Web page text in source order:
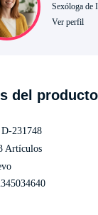
Sexóloga de
Ver perfil
del producto
D-231748
Artículos